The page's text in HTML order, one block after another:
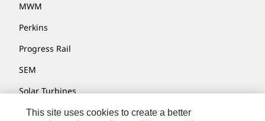
MWM
Perkins
Progress Rail
SEM
Solar Turbines
SPM Oil & Gas
This site uses cookies to create a better